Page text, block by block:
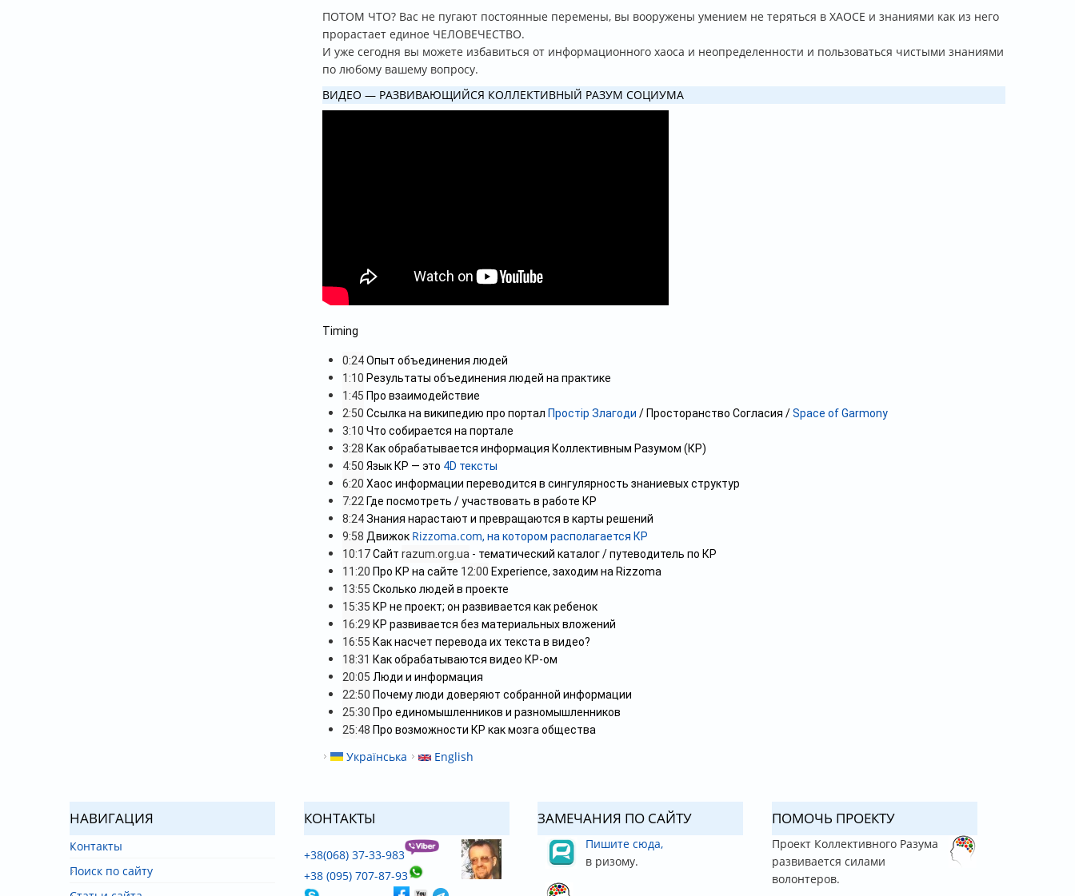
ПОТОМ ЧТО? Вас не пугают постоянные перемены, вы вооружены умением не теряться в ХАОСЕ и знаниями как из него
прорастает единое ЧЕЛОВЕЧЕСТВО.
И уже сегодня вы можете избавиться от информационного хаоса и неопределенности и пользоваться чистыми знаниями
по любому вашему вопросу.
ВИДЕО — РАЗВИВАЮЩИЙСЯ КОЛЛЕКТИВНЫЙ РАЗУМ СОЦИУМА
Timing
0:24Опыт объединения людей
1:10 Результаты объединения людей на практике
1:45 Про взаимодействие
2:50 Ссылка на википедию про портал Простір Злагоди / Просторанство Согласия /Space of Garmony
3:10 Что собирается на портале
3:28 Как обрабатывается информация Коллективным Разумом (КР)
4:50 Язык КР — это 4D тексты
6:20 Хаос информации переводится в сингулярность знаниевых структур
7:22 Где посмотреть / участвовать в работе КР
8:24Знания нарастают и превращаются в карты решений
9:58 Движок Rizzoma.com, на котором располагается КР
10:17Сайт razum.org.ua - тематический каталог / путеводитель по КР
11:20 Про КР на сайте 12:00 Experience, заходим на Rizzoma
13:55 Сколько людей в проекте
15:35 КР не проект; он развивается как ребенок
16:29 КР развивается без материальных вложений
16:55 Как насчет перевода их текста в видео?
18:31 Как обрабатываются видео КР-ом
20:05 Люди и информация
22:50 Почему люди доверяют собранной информации
25:30 Про единомышленников и разномышленников
25:48 Про возможности КР как мозга общества
Українська English
НАВИГАЦИЯ
Контакты
Поиск по сайту
КОНТАКТЫ
+38(068) 37-33-983
+38 (095) 707-87-93
ЗАМЕЧАНИЯ ПО САЙТУ
Пишите сюда,
в ризому.
ПОМОЧЬ ПРОЕКТУ
Проект Коллективного Разума
развивается силами
волонтеров.